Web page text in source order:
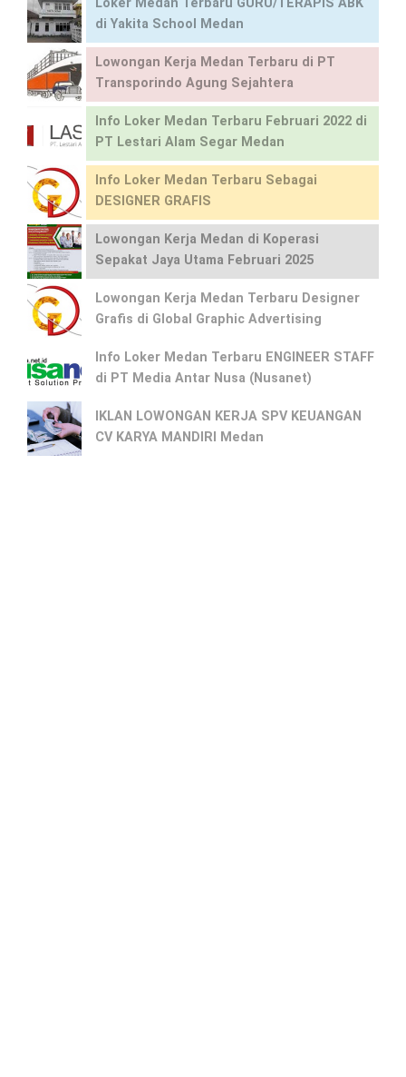
Loker Medan Terbaru GURU/TERAPIS ABK
di Yakita School Medan
Lowongan Kerja Medan Terbaru di PT
Transporindo Agung Sejahtera
Info Loker Medan Terbaru Februari 2022 di
PT Lestari Alam Segar Medan
Info Loker Medan Terbaru Sebagai
DESIGNER GRAFIS
Lowongan Kerja Medan di Koperasi
Sepakat Jaya Utama Februari 2025
Lowongan Kerja Medan Terbaru Designer
Grafis di Global Graphic Advertising
Info Loker Medan Terbaru ENGINEER STAFF
di PT Media Antar Nusa (Nusanet)
IKLAN LOWONGAN KERJA SPV KEUANGAN
CV KARYA MANDIRI Medan